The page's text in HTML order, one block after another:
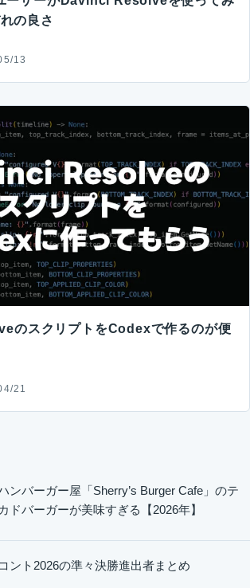
の良さ
13
のスクリプトをCodexで作るのが便
21
ンバーガー屋「Sherry’s Burger Cafe」のテ
ドバーガーが美味すぎる【2026年】
ント2026の準々決勝進出者まとめ